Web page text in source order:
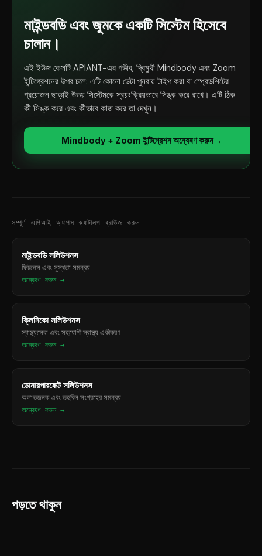
মাইন্ডবডি এবং জুমকে একটি সিস্টেম হিসেবে
চালান।
এই ইউজ কেসটি APIANT-এর গভীর, দ্বিমুখী Mindbody এবং Zoom
ইন্টিগ্রেশনের উপর চলে: এটি কোনো ডেটা পুনরায় টাইপ করা বা স্প্রেডশিটের
প্রয়োজন ছাড়াই উভয় সিস্টেমকে স্বয়ংক্রিয়ভাবে সিঙ্ক করে রাখে। এটি ঠিক
কী সিঙ্ক করে এবং কীভাবে কাজ করে তা দেখুন।
Mindbody + Zoom ইন্টিগ্রেশন অন্বেষণ করুন→
সম্পূর্ণ এপিআই অ্যাপস ক্যাটালগ ব্রাউজ করুন
মাইন্ডবডি সলিউশনস
ফিটনেস এবং সুস্থতা সমন্বয়
অন্বেষণ করুন →
ক্লিনিকো সলিউশনস
স্বাস্থ্যসেবা এবং সহযোগী স্বাস্থ্য একীকরণ
অন্বেষণ করুন →
ডোনারপারফেক্ট সলিউশনস
অলাভজনক এবং তহবিল সংগ্রহের সমন্বয়
অন্বেষণ করুন →
পড়তে থাকুন